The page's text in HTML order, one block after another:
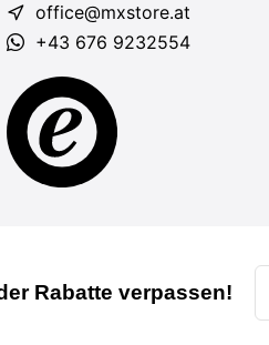
office@mxstore.at
+43 676 9232554
Rabatte verpassen!